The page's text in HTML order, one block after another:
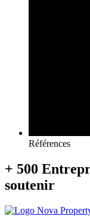
Références
+ 500
soutenir